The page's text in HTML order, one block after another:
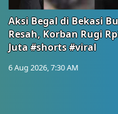
Aksi Begal di Bekasi
Resah, Korban Rugi
Juta #shorts #viral
6 Aug 2026, 7:30 AM